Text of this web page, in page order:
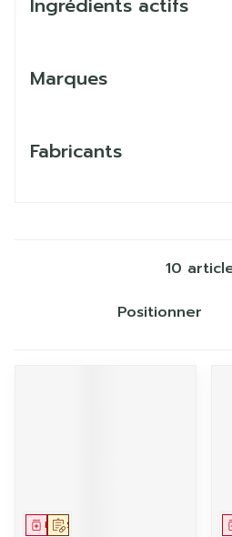
Ingrédients actifs
Marques
Fabricants
10
Trier par:
Sur prescription
Médicament